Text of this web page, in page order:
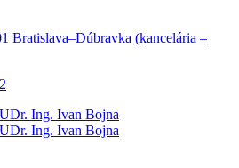
Bratislava–Dúbravka (kancelária –